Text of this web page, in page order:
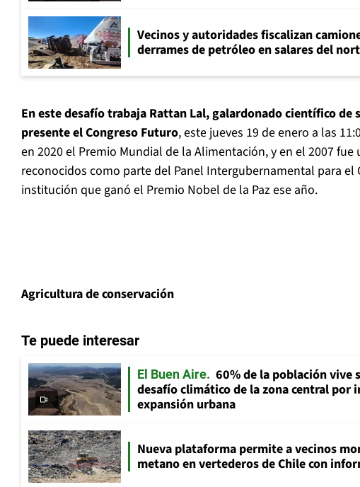
Vecinos y autoridades fiscalizan
derrames de petróleo en salares del
En este desafío trabaja Rattan Lal, galardonado científico de
presente el Congreso Futuro, este jueves 19 de enero a las
en 2020 el Premio Mundial de la Alimentación, y en el 2007 fue
reconocidos como parte del Panel Intergubernamental para el
institución que ganó el Premio Nobel de la Paz ese año.
Agricultura de conservación
Te puede interesar
El Buen Aire
60% de la población vive
desafío climático de la zona central por
expansión urbana
Nueva plataforma permite a vecinos
metano en vertederos de Chile con